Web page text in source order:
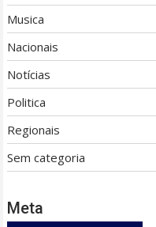
Musica
Nacionais
Notícias
Politica
Regionais
Sem categoria
Meta